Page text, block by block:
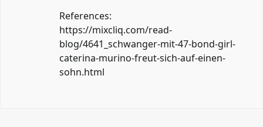
References:
https://mixcliq.com/read-
blog/4641_schwanger-mit-47-bond-girl-
caterina-murino-freut-sich-auf-einen-
sohn.html